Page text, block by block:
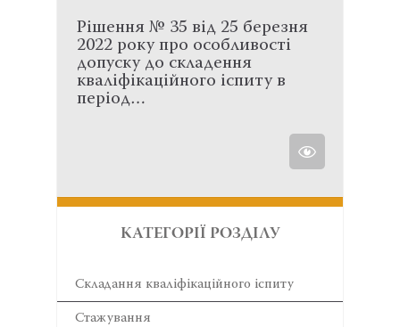
Рішення № 35 від 25 березня
2022 року про особливості
допуску до складення
кваліфікаційного іспиту в
період…
КАТЕГОРІЇ РОЗДІЛУ
Складання кваліфікаційного іспиту
Стажування